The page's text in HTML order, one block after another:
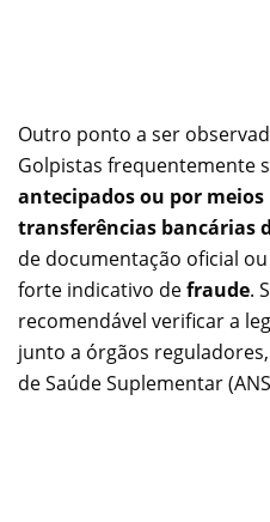
Outro ponto a ser
Golpistas frequentemente
antecipados ou por
transferências bancárias
de documentação oficial
forte indicativo defraude.
recomendável verificar a
junto a órgãos
de Saúde Suplementar